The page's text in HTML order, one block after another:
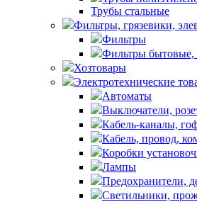
Трубы стальные
Фильтры, грязевики,
Фильтры
Фильтры бытовые,
Хозтовары
Электротехнические
Автоматы
Выключатели,
Кабель-каналы,
Кабель, провод,
Коробки
Лампы
Предохранители,
Светильники,